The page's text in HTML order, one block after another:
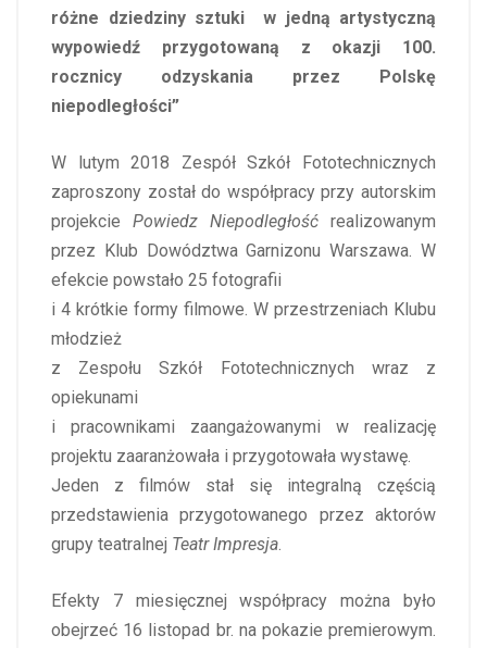
różne dziedziny sztuki w jedną artystyczną
wypowiedź przygotowaną z okazji 100.
rocznicy odzyskania przez Polskę
niepodległości”
W lutym 2018 Zespół Szkół Fototechnicznych
zaproszony został do współpracy przy autorskim
projekcie Powiedz Niepodległość realizowanym
przez Klub Dowództwa Garnizonu Warszawa. W
efekcie powstało 25 fotografii
i 4 krótkie formy filmowe. W przestrzeniach Klubu
młodzież
z Zespołu Szkół Fototechnicznych wraz z
opiekunami
i pracownikami zaangażowanymi w realizację
projektu zaaranżowała i przygotowała wystawę.
Jeden z filmów stał się integralną częścią
przedstawienia przygotowanego przez aktorów
grupy teatralnej Teatr Impresja.
Efekty 7 miesięcznej współpracy można było
obejrzeć 16 listopad br. na pokazie premierowym.